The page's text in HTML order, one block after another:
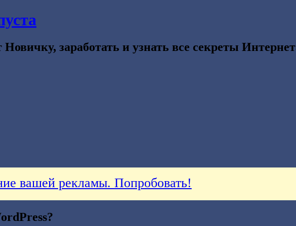
заработать и узнать все секреты
вашей рекламы. Попробовать!